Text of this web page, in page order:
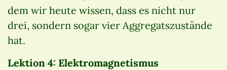
dem wir heute wissen, dass es nicht nur
drei, sondern sogar vier Aggregatszustände
hat.
Lektion 4: Elektromagnetismus